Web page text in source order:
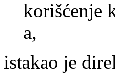
korišćenje
a,
istakao je